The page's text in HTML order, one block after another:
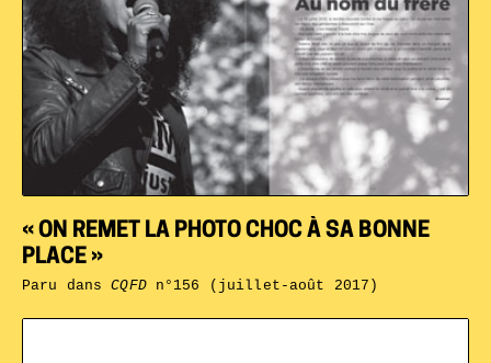
« ON REMET LA PHOTO CHOC À SA BONNE
PLACE »
Paru dansCQFDn°156 (juillet-août 2017)